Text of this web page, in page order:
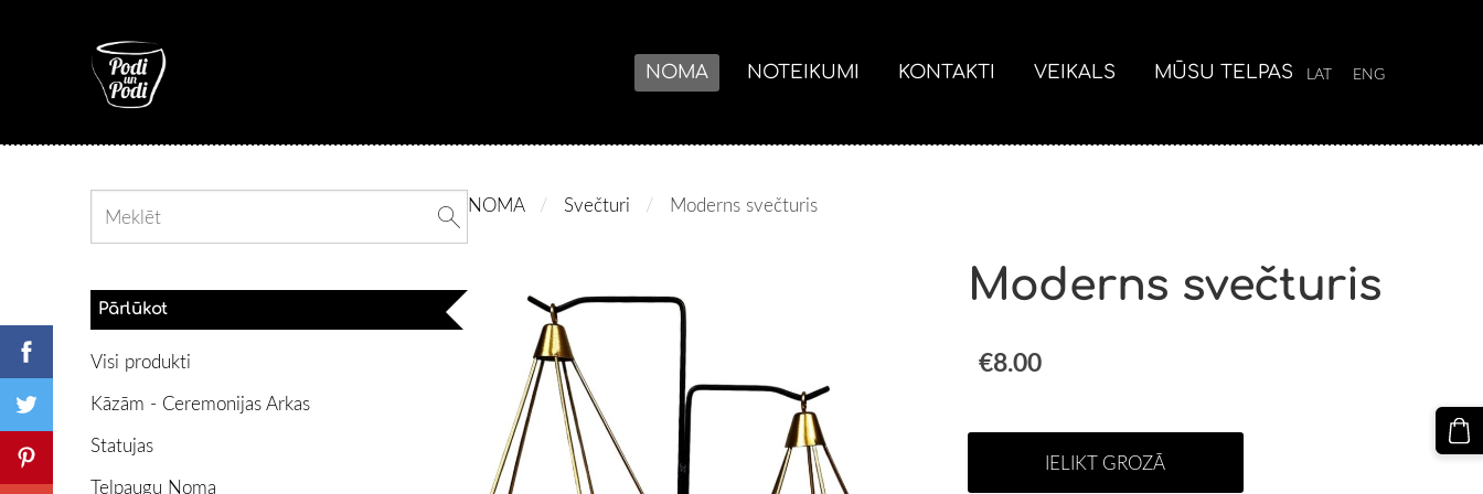
NOMA NOTEIKUMI KONTAKTI VEIKALS MŪSU TELPAS LAT ENG
Pārlūkot
Visi produkti
Kāzām - Ceremonijas Arkas
Statujas
Telpaugu Noma
NOMA Svečturi Moderns svečturis
Moderns svečturis
€8.00
IELIKT GROZĀ